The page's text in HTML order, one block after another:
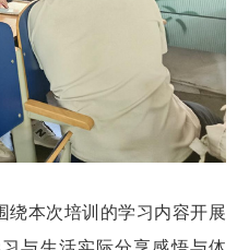
绕本次培训的学习内容开展